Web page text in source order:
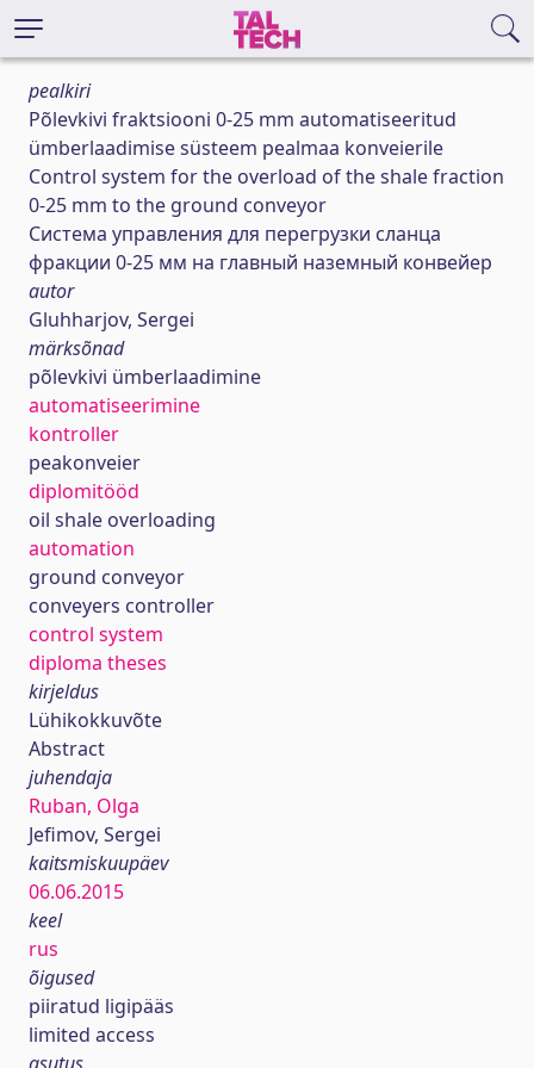
pealkiri
Põlevkivi fraktsiooni 0-25 mm automatiseeritud
ümberlaadimise süsteem pealmaa konveierile
Сontrol system for the overload of the shale fraction
0-25 mm to the ground conveyor
Система управления для перегрузки сланца
фракции 0-25 мм на главный наземный конвейер
autor
Gluhharjov, Sergei
märksõnad
põlevkivi ümberlaadimine
automatiseerimine
kontroller
peakonveier
diplomitööd
oil shale overloading
automation
ground conveyor
conveyers controller
control system
diploma theses
kirjeldus
Lühikokkuvõte
Abstract
juhendaja
Ruban, Olga
Jefimov, Sergei
kaitsmiskuupäev
06.06.2015
keel
rus
õigused
piiratud ligipääs
limited access